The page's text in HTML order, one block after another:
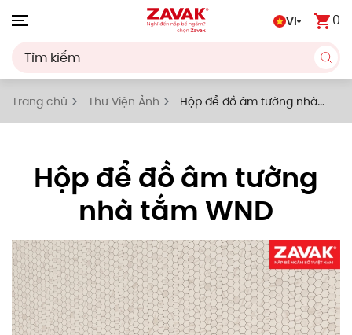
VI 0
Trang chủ Thư Viện Ảnh
Hộp để đồ âm tường nhà
tắm WND
Hộp để đồ âm tường
nhà tắm WND